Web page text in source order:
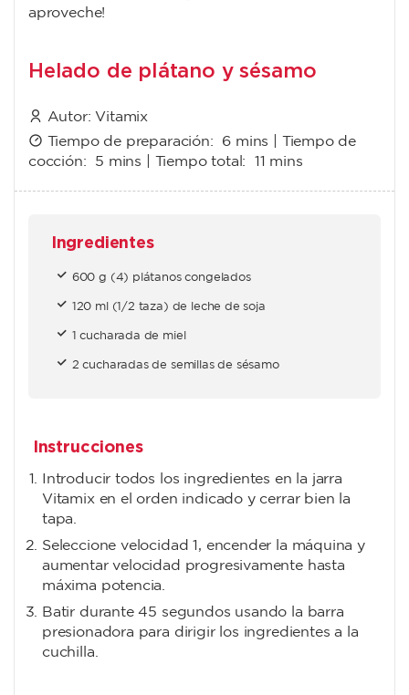
aproveche!
Helado de plátano y sésamo
Autor: Vitamix
Tiempo de preparación: 6 mins | Tiempo de
cocción: 5 mins | Tiempo total: 11 mins
Ingredientes
600 g (4) plátanos congelados
120 ml (1/2 taza) de leche de soja
1 cucharada de miel
2 cucharadas de semillas de sésamo
Instrucciones
Introducir todos los ingredientes en la jarra
Vitamix en el orden indicado y cerrar bien la
tapa.
Seleccione velocidad 1, encender la máquina y
aumentar velocidad progresivamente hasta
máxima potencia.
Batir durante 45 segundos usando la barra
presionadora para dirigir los ingredientes a la
cuchilla.